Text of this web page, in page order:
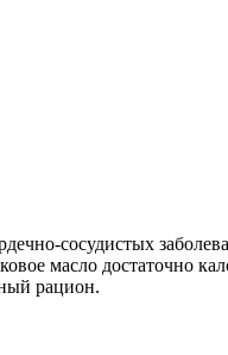
сосудистых
масло достаточно
рацион.